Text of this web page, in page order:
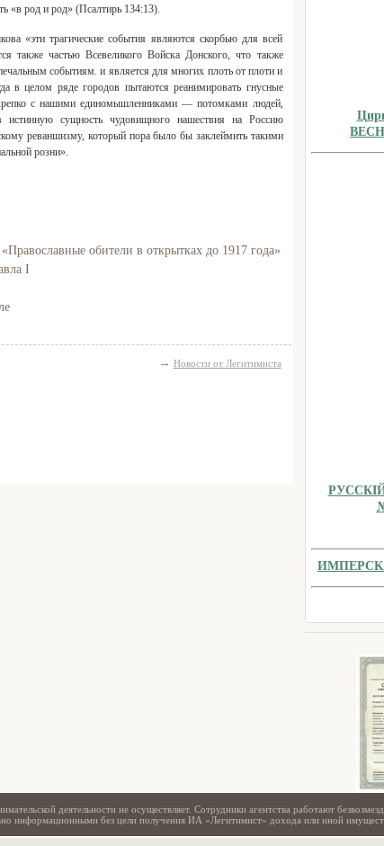
«в род и род» (Псалтирь 134:13).
«эти трагические события являются скорбью для всей
также частью Всевеликого Войска Донского, что также
событиям. и является для многих плоть от плоти и
в целом ряде городов пытаются реанимировать гнусные
с нашими единомышленниками — потомками людей,
истинную сущность чудовищного нашествия на Россию
реваншизму, который пора было бы заклеймить такими
розни».
обители в открытках до 1917 года»
I
→ Новости от Легитимиста
деятельности не осуществляет. Сотрудники агентства работают
информационными без цели получения ИА «Легитимист» дохода или иной